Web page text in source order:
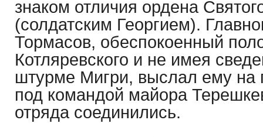
знаком отличия ордена
(солдатским Георгием).
Тормасов, обеспокоенный
Котляревского и не имея
штурме Мигри, выслал ему
под командой майора
отряда соединились.